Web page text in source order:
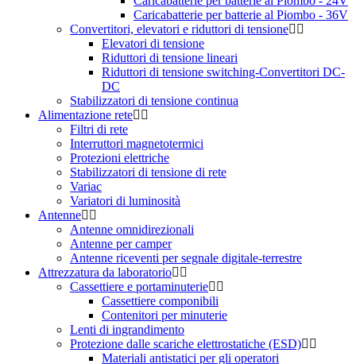
Caricabatterie per batterie al Piombo - 36V
Convertitori, elevatori e riduttori di tensione
Elevatori di tensione
Riduttori di tensione lineari
Riduttori di tensione switching-Convertitori DC-
DC
Stabilizzatori di tensione continua
Alimentazione rete
Filtri di rete
Interruttori magnetotermici
Protezioni elettriche
Stabilizzatori di tensione di rete
Variac
Variatori di luminosità
Antenne
Antenne omnidirezionali
Antenne per camper
Antenne riceventi per segnale digitale-terrestre
Attrezzatura da laboratorio
Cassettiere e portaminuterie
Cassettiere componibili
Contenitori per minuterie
Lenti di ingrandimento
Protezione dalle scariche elettrostatiche (ESD)
Materiali antistatici per gli operatori